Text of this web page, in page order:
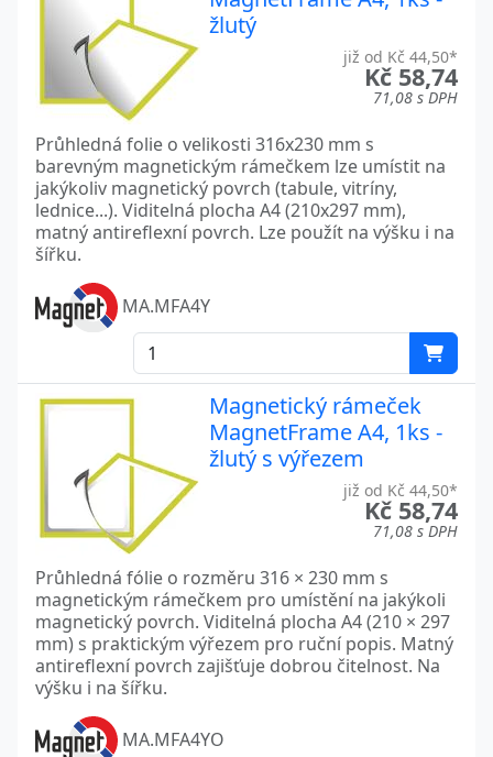
žlutý
již od Kč 44,50*
Kč 58,74
71,08 s DPH
Průhledná folie o velikosti 316x230 mm s
barevným magnetickým rámečkem lze umístit na
jakýkoliv magnetický povrch (tabule, vitríny,
lednice...). Viditelná plocha A4 (210x297 mm),
matný antireflexní povrch. Lze použít na výšku i na
šířku.
MA.MFA4Y
Magnetický rámeček
MagnetFrame A4, 1ks -
žlutý s výřezem
již od Kč 44,50*
Kč 58,74
71,08 s DPH
Průhledná fólie o rozměru 316 × 230 mm s
magnetickým rámečkem pro umístění na jakýkoli
magnetický povrch. Viditelná plocha A4 (210 × 297
mm) s praktickým výřezem pro ruční popis. Matný
antireflexní povrch zajišťuje dobrou čitelnost. Na
výšku i na šířku.
MA.MFA4YO